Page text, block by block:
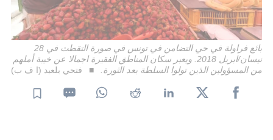
بائع فراولة في حي التضامن في تونس في صورة التقطت في 28
نيسان/ابريل 2018. ويعبر سكان المناطق الفقيرة اجمالا عن خيبة أملهم
من المسؤولين الذين تولوا السلطة بعد الثورة.
فتحي بلعيد (ا ف ب)